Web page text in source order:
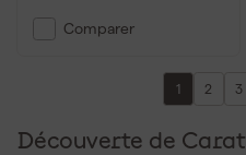
Comparer
1 2 3
Découverte de Carat